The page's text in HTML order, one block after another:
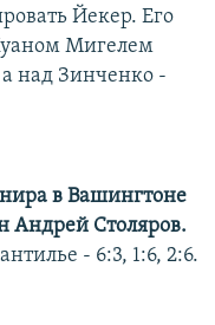
Йекер. Его
Мигелем
а над Зинченко -
в Вашингтоне
Андрей Столяров.
- 6:3, 1:6, 2:6.